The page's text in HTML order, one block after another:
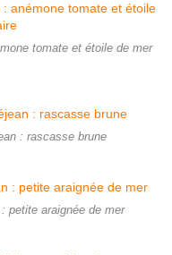
tomate et étoile de mer
: rascasse brune
petite araignée de mer